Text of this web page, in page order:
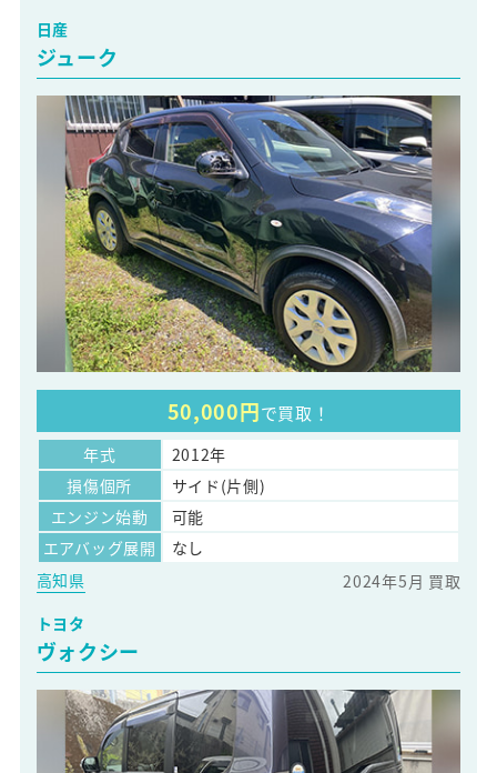
日産
ジューク
50,000円で買取！
年式
2012年
損傷個所
サイド(片側)
エンジン始動
可能
エアバッグ展開
なし
高知県
2024年5月 買取
トヨタ
ヴォクシー